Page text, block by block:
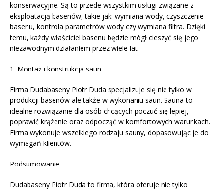
konserwacyjne. Są to przede wszystkim usługi związane z
eksploatacją basenów, takie jak: wymiana wody, czyszczenie
basenu, kontrola parametrów wody czy wymiana filtra. Dzięki
temu, każdy właściciel basenu będzie mógł cieszyć się jego
niezawodnym działaniem przez wiele lat.
1. Montaż i konstrukcja saun
Firma Dudabaseny Piotr Duda specjalizuje się nie tylko w
produkcji basenów ale także w wykonaniu saun. Sauna to
idealne rozwiązanie dla osób chcących poczuć się lepiej,
poprawić krążenie oraz odpocząć w komfortowych warunkach.
Firma wykonuje wszelkiego rodzaju sauny, dopasowując je do
wymagań klientów.
Podsumowanie
Dudabaseny Piotr Duda to firma, która oferuje nie tylko